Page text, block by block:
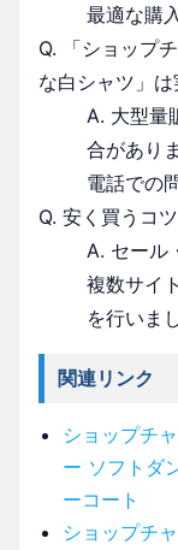
最適な購
Q. 「ショップ
な白シャツ」
A. 大型量
合があり
電話での
Q. 安く買うコ
A. セール
複数サイ
を行いま
関連リンク
ショップチ
ー ソフトダ
ーコート
ショップチ